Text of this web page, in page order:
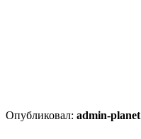
Опубликовал: admin-planet